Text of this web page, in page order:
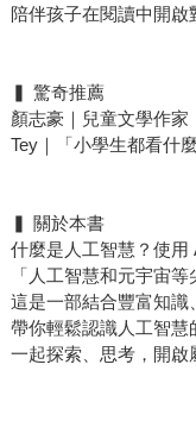
陪伴孩子在閱讀中開
▍ 驚奇推薦
顏志豪｜兒童文學作家
Tey｜「小學生都看什
▍ 關於本書
什麼是人工智慧？使用
「人工智慧和元宇宙
這是一部結合豐富知識
帶你輕鬆認識人工智慧
一起探索、思考，開啟